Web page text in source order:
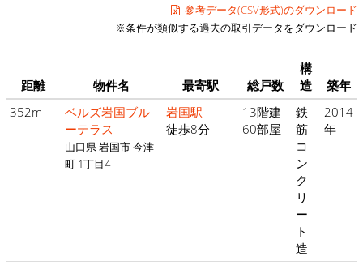
参考データ(CSV形式)のダウンロード
※条件が類似する過去の取引データをダウンロード
距離 物件名 最寄駅 総戸数
構
造
築年
352m
ベルズ岩国ブル
ーテラス
山口県 岩国市 今津
町 1丁目4
岩国駅
徒歩8分
13階建
60部屋
鉄
筋
コ
ン
ク
リ
ー
ト
造
2014
年